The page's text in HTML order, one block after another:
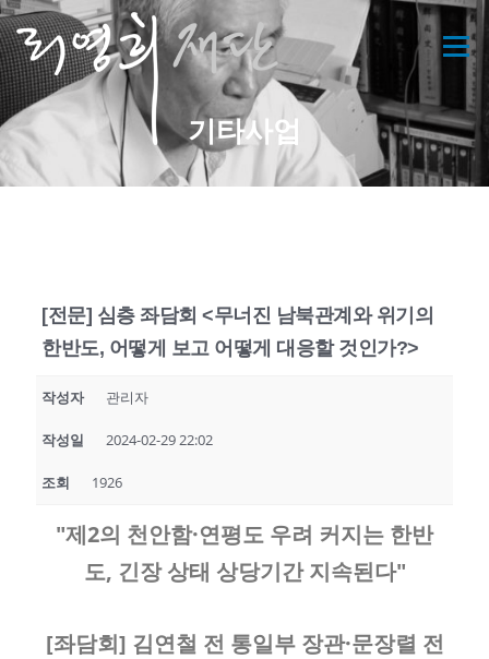
콘
텐
츠
로
바
로
기
메뉴
기타사업
[전문] 심층 좌담회 <무너진 남북관계와 위기의
한반도, 어떻게 보고 어떻게 대응할 것인가?>
작성자 관리자
작성일 2024-02-29 22:02
조회 1926
"제2의 천안함·연평도 우려 커지는 한반
도, 긴장 상태 상당기간 지속된다"
[좌담회] 김연철 전 통일부 장관·문장렬 전